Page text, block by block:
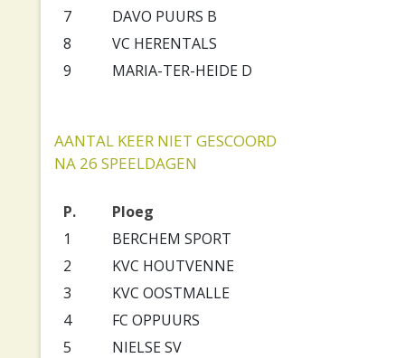
7
DAVO PUURS B
8
VC HERENTALS
9
MARIA-TER-HEIDE D
AANTAL KEER NIET GESCOORD
NA 26 SPEELDAGEN
P.
Ploeg
1
BERCHEM SPORT
2
KVC HOUTVENNE
3
KVC OOSTMALLE
4
FC OPPUURS
5
NIELSE SV